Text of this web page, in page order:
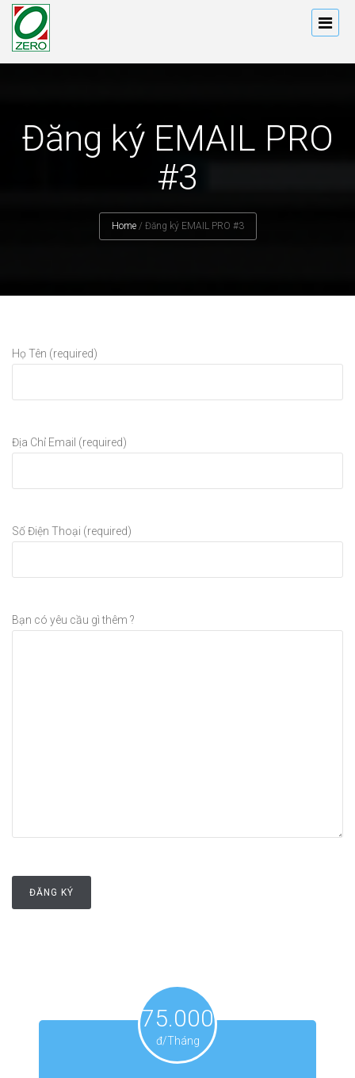
Đăng ký EMAIL PRO
#3
Home / Đăng ký EMAIL PRO #3
Họ Tên (required)
Địa Chỉ Email (required)
Số Điện Thoại (required)
Bạn có yêu cầu gì thêm ?
75.000
đ/Tháng